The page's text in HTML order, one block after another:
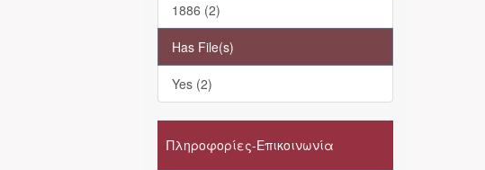
1886 (2)
Has File(s)
Yes (2)
Πληροφορίες-Επικοινωνία